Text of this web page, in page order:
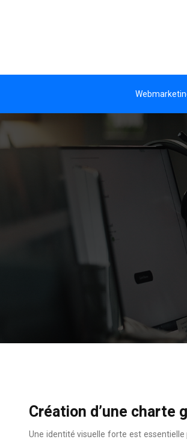
Création d’une
Une identité visuelle forte est